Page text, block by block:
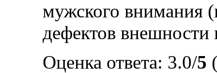
мужского внимания
дефектов
Оценка ответа: 3.0/5